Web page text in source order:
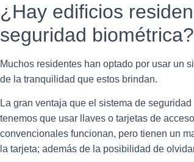
¿Hay edificios
seguridad biométrica?
Muchos residentes han optado por usar un
de la tranquilidad que estos brindan.
La gran ventaja que el sistema de
tenemos que usar llaves o tarjetas de
convencionales funcionan, pero tienen un
la tarjeta; además de la posibilidad de